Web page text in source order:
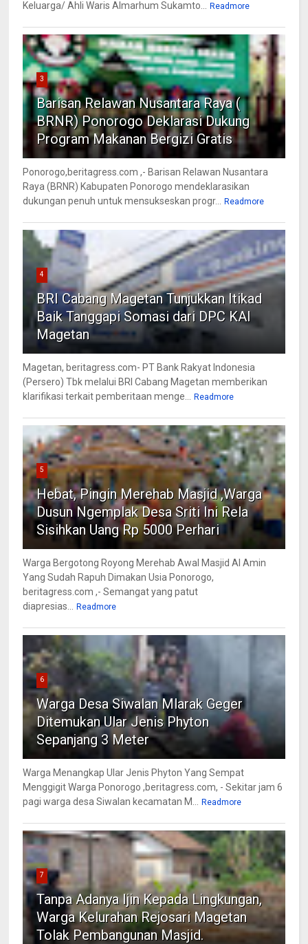
Keluarga/ Ahli Waris Almarhum Sukamto... Readmore
3
Barisan Relawan Nusantara Raya (
BRNR) Ponorogo Deklarasi Dukung
Program Makanan Bergizi Gratis
Ponorogo,beritagress.com ,- Barisan Relawan Nusantara
Raya (BRNR) Kabupaten Ponorogo mendeklarasikan
dukungan penuh untuk mensukseskan progr...
Readmore
4
BRI Cabang Magetan Tunjukkan Itikad
Baik Tanggapi Somasi dari DPC KAI
Magetan
Magetan, beritagress.com- PT Bank Rakyat Indonesia
(Persero) Tbk melalui BRI Cabang Magetan memberikan
klarifikasi terkait pemberitaan menge...
Readmore
5
Hebat, Pingin Merehab Masjid ,Warga
Dusun Ngemplak Desa Sriti Ini Rela
Sisihkan Uang Rp 5000 Perhari
Warga Bergotong Royong Merehab Awal Masjid Al Amin
Yang Sudah Rapuh Dimakan Usia Ponorogo,
beritagress.com ,- Semangat yang patut
diapresias...
Readmore
6
Warga Desa Siwalan Mlarak Geger
Ditemukan Ular Jenis Phyton
Sepanjang 3 Meter
Warga Menangkap Ular Jenis Phyton Yang Sempat
Menggigit Warga Ponorogo ,beritagress.com, - Sekitar jam 6
pagi warga desa Siwalan kecamatan M...
Readmore
7
Tanpa Adanya Ijin Kepada Lingkungan,
Warga Kelurahan Rejosari Magetan
Tolak Pembangunan Masjid.